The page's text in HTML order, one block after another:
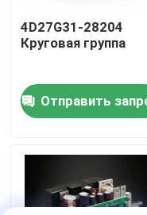
Запросите цитату
Сборка двигателя
Сборка блока
4D27G31-28204
Круговая группа
Отправить